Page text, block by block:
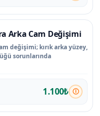
Arka Cam Değişimi
değişimi; kırık arka yüzey,
sorunlarında
1.100₺